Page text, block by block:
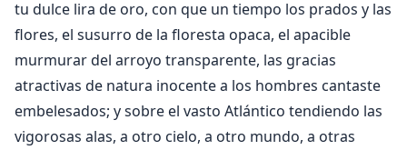
tu dulce lira de oro, con que un tiempo los prados y las
flores, el susurro de la floresta opaca, el apacible
murmurar del arroyo transparente, las gracias
atractivas de natura inocente a los hombres cantaste
embelesados; y sobre el vasto Atlántico tendiendo las
vigorosas alas, a otro cielo, a otro mundo, a otras